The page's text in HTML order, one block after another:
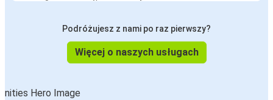
Podróżujesz z nami po raz pierwszy?
Więcej o naszych usługach